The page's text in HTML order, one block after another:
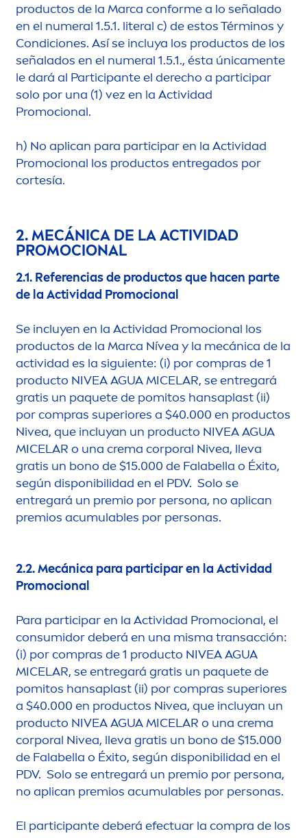
productos de la Marca conforme a lo señalado
en el numeral 1.5.1. literal c) de estos Términos y
Condiciones. Así se incluya los productos de los
señalados en el numeral 1.5.1., ésta únicamente
le dará al Participante el derecho a participar
solo por una (1) vez en la Actividad
Promocional.
h) No aplican para participar en la Actividad
Promocional los productos entregados por
cortesía.
2. MECÁNICA DE LA ACTIVIDAD
PROMOCIONAL
2.1. Referencias de productos que hacen parte
de la Actividad Promocional
Se incluyen en la Actividad Promocional los
productos de la Marca Nívea y la mecánica de la
actividad es la siguiente: (i) por compras de 1
producto NIVEAAGUA MICELAR, se entregará
gratis un paquete de pomitos hansaplast (ii)
por compras superiores a $40.000 en productos
Nivea, que incluyan un producto NIVEAAGUA
MICELAR o una crema corporal Nivea, lleva
gratis un bono de $15.000 de Falabella o Éxito,
según disponibilidad en el PDV. Solo se
entregará un premio por persona, no aplican
premios acumulables por personas.
2.2.Mecánica para participar en la Actividad
Promocional
Para participar en la Actividad Promocional, el
consumidor deberá en una misma transacción:
(i) por compras de 1 producto NIVEAAGUA
MICELAR, se entregará gratis un paquete de
pomitos hansaplast (ii) por compras superiores
a $40.000 en productos Nivea, que incluyan un
producto NIVEAAGUA MICELAR o una crema
corporal Nivea, lleva gratis un bono de $15.000
de Falabella o Éxito, según disponibilidad en el
PDV. Solo se entregará un premio por persona,
no aplican premios acumulables por personas.
El participante deberá efectuar la compra de los